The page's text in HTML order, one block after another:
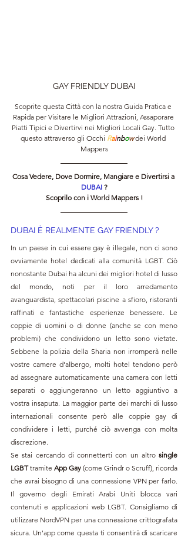
GAY FRIENDLY DUBAI
Scoprite questa Città con la nostra Guida Pratica e
Rapida per Visitare le Migliori Attrazioni, Assaporare
Piatti Tipici e Divertirvi nei Migliori Locali Gay. Tutto
questo attraverso gli Occhi Rainbow dei World
Mappers
Cosa Vedere, Dove Dormire, Mangiare e Divertirsi a
DUBAI ?
Scoprilo con i World Mappers !
DUBAI È REALMENTE GAY FRIENDLY ?
In un paese in cui essere gay è illegale, non ci sono
ovviamente hotel dedicati alla comunità LGBT. Ciò
nonostante Dubai ha alcuni dei migliori hotel di lusso
del mondo, noti per il loro arredamento
avanguardista, spettacolari piscine a sfioro, ristoranti
raffinati e fantastiche esperienze benessere. Le
coppie di uomini o di donne (anche se con meno
problemi) che condividono un letto sono vietate.
Sebbene la polizia della Sharia non irromperà nelle
vostre camere d'albergo, molti hotel tendono però
ad assegnare automaticamente una camera con letti
separati o aggiungeranno un letto aggiuntivo a
vostra insaputa. La maggior parte dei marchi di lusso
internazionali consente però alle coppie gay di
condividere i letti, purché ciò avvenga con molta
discrezione.
Se stai cercando di connetterti con un altro single
LGBT tramite App Gay (come Grindr o Scruff), ricorda
che avrai bisogno di una connessione VPN per farlo.
Il governo degli Emirati Arabi Uniti blocca vari
contenuti e applicazioni web LGBT. Consigliamo di
utilizzare NordVPN per una connessione crittografata
sicura. Un'app come questa ti consentirà di scaricare